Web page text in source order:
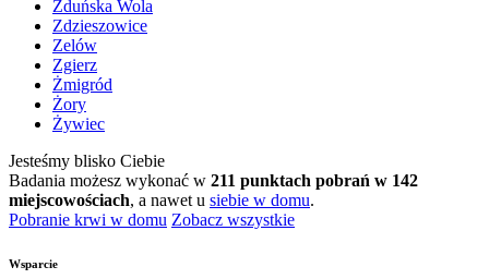
Zduńska Wola
Zdzieszowice
Zelów
Zgierz
Żmigród
Żory
Żywiec
Jesteśmy blisko Ciebie
Badania możesz wykonać w 211 punktach pobrań w 142
miejscowościach, a nawet u siebie w domu.
Pobranie krwi w domu Zobacz wszystkie
Wsparcie